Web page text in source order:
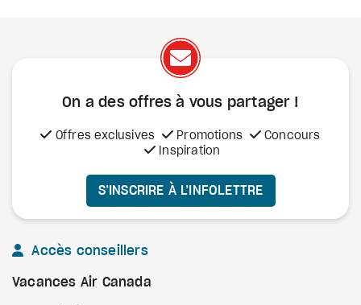
On a des offres à vous partager !
Offres exclusives Promotions
Concours
Inspiration
S’INSCRIRE À L’INFOLETTRE
Accès conseillers
Vacances Air Canada